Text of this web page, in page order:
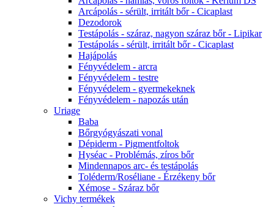
Arcápolás - sérült, irritált bőr - Cicaplast
Dezodorok
Testápolás - száraz, nagyon száraz bőr - Lipikar
Testápolás - sérült, irritált bőr - Cicaplast
Hajápolás
Fényvédelem - arcra
Fényvédelem - testre
Fényvédelem - gyermekeknek
Fényvédelem - napozás után
Uriage
Baba
Bőrgyógyászati vonal
Dépiderm - Pigmentfoltok
Hyséac - Problémás, zíros bőr
Mindennapos arc- és testápolás
Toléderm/Roséliane - Érzékeny bőr
Xémose - Száraz bőr
Vichy termékek